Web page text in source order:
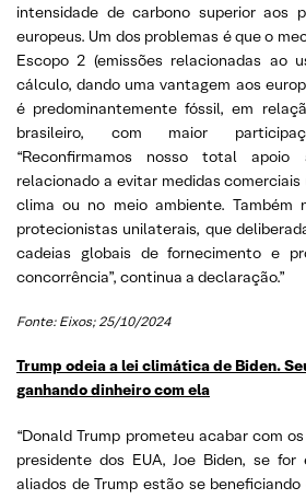
intensidade de carbono superior aos
europeus. Um dos problemas é que o
Escopo 2 (emissões relacionadas ao
cálculo, dando uma vantagem aos
é predominantemente fóssil, em
brasileiro, com maior
“Reconfirmamos nosso total
relacionado a evitar medidas
clima ou no meio ambiente. Também
protecionistas unilaterais, que
cadeias globais de fornecimento e
concorrência”, continua a declaração.”
Fonte: Eixos; 25/10/2024
Trump odeia a lei climática de Biden.
ganhando dinheiro com ela
“Donald Trump prometeu acabar com
presidente dos EUA, Joe Biden, se
aliados de Trump estão se